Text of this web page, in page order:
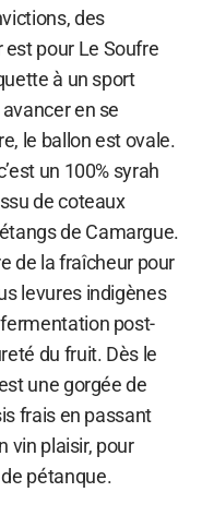
des
pour Le Soufre
à un sport
en se
le ballon est ovale.
un 100% syrah
de coteaux
de Camargue.
de la fraîcheur pour
levures indigènes
post-
du fruit. Dès le
une gorgée de
frais en passant
vin plaisir, pour
pétanque.